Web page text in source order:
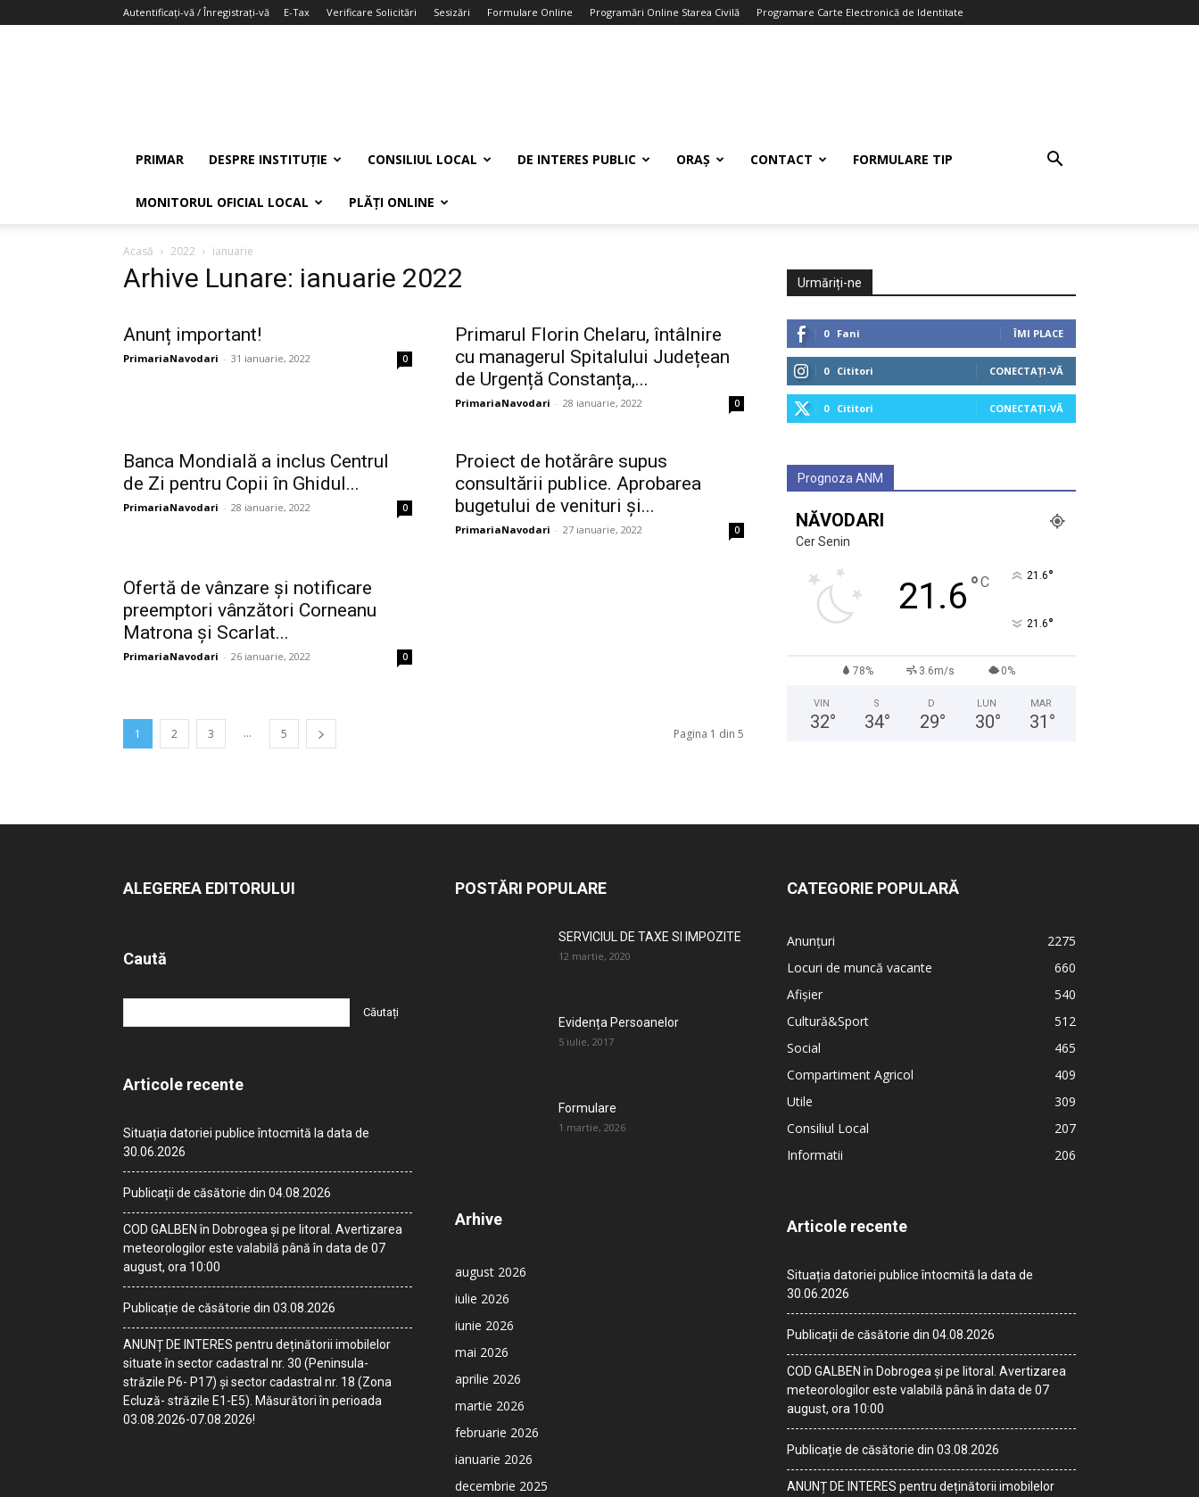
Autentificați-vă / Înregistrați-vă E-Tax Verificare Solicitări Sesizări Formulare Online Programări Online Starea Civilă Programare Carte Electronică de Identitate
PRIMAR DESPRE INSTITUȚIE CONSILIUL LOCAL DE INTERES PUBLIC ORAȘ CONTACT FORMULARE TIP
MONITORUL OFICIAL LOCAL PLĂȚI ONLINE
Acasă 2022 ianuarie
Arhive Lunare: ianuarie 2022
Anunț important!
PrimariaNavodari - 31 ianuarie, 2022 0
Primarul Florin Chelaru, întâlnire
cu managerul Spitalului Județean
de Urgență Constanța,...
PrimariaNavodari - 28 ianuarie, 2022 0
Banca Mondială a inclus Centrul
de Zi pentru Copii în Ghidul...
PrimariaNavodari - 28 ianuarie, 2022 0
Proiect de hotărâre supus
consultării publice. Aprobarea
bugetului de venituri și...
PrimariaNavodari - 27 ianuarie, 2022 0
Ofertă de vânzare și notificare
preemptori vânzători Corneanu
Matrona și Scarlat...
PrimariaNavodari - 26 ianuarie, 2022 0
1 2 3 ... 5 Pagina 1 din 5
Urmăriți-ne
0 Fani ÎMI PLACE
0 Cititori CONECTAȚI-VĂ
0 Cititori CONECTAȚI-VĂ
Prognoza ANM
NĂVODARI
Cer Senin
21.6°C 21.6°
21.6°
78% 3.6m/s 0%
VIN
32°
S
34°
D
29°
LUN
30°
MAR
31 °
ALEGEREA EDITORULUI
Caută
Articole recente
Situația datoriei publice întocmită la data de
30.06.2026
Publicații de căsătorie din 04.08.2026
COD GALBEN în Dobrogea și pe litoral. Avertizarea
meteorologilor este valabilă până în data de 07
august, ora 10:00
Publicație de căsătorie din 03.08.2026
ANUNȚ DE INTERES pentru deținătorii imobilelor
situate în sector cadastral nr. 30 (Peninsula-
străzile P6- P17) și sector cadastral nr. 18 (Zona
Ecluză- străzile E1-E5). Măsurători în perioada
03.08.2026-07.08.2026!
POSTĂRI POPULARE
SERVICIUL DE TAXE SI IMPOZITE
12 martie, 2020
Evidența Persoanelor
5 iulie, 2017
Formulare
1 martie, 2026
Arhive
august 2026
iulie 2026
iunie 2026
mai 2026
aprilie 2026
martie 2026
februarie 2026
ianuarie 2026
decembrie 2025
CATEGORIE POPULARĂ
Anunțuri
2275
Locuri de muncă vacante
660
Afișier
540
Cultură&Sport
512
Social
465
Compartiment Agricol
409
Utile
309
Consiliul Local
207
Informatii
206
Articole recente
Situația datoriei publice întocmită la data de
30.06.2026
Publicații de căsătorie din 04.08.2026
COD GALBEN în Dobrogea și pe litoral. Avertizarea
meteorologilor este valabilă până în data de 07
august, ora 10:00
Publicație de căsătorie din 03.08.2026
ANUNȚ DE INTERES pentru deținătorii imobilelor